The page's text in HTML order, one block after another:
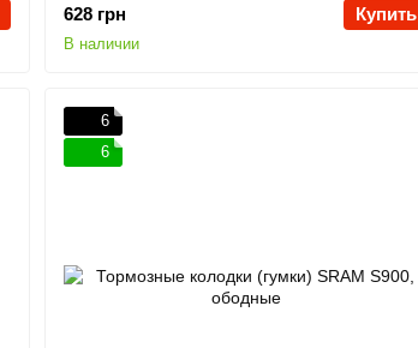
628 грн Купить
В наличии
6
6